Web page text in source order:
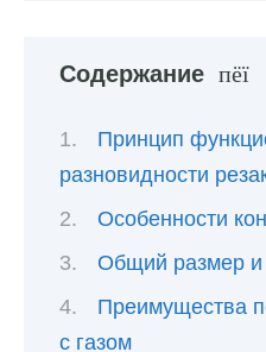
Содержание
Принцип
разновидности
Особенности
Общий размер и
Преимущества
с газом